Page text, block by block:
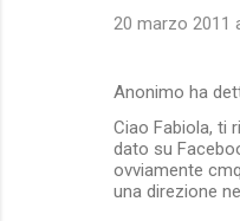
20 marzo 2011
Anonimo ha
Ciao Fabiola, ti
dato su
ovviamente
una direzione ne